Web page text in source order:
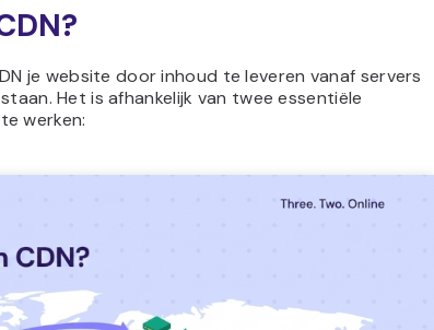
je website door inhoud te leveren vanaf servers
Het is afhankelijk van twee essentiële
werken: